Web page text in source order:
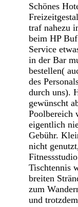
Schönes
traf nahezu
beim HP
Service
in der Bar
bestellen(
des
durch uns).
gewünscht
Poolbereich
eigentlich
Gebühr.
nicht
Tischtennis
breiten
zum
und